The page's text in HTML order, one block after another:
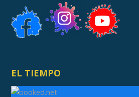
EL TIEMPO